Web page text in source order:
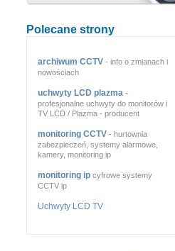
Polecane strony
archiwum CCTV - info o zmianach i
nowościach
uchwyty LCD plazma -
profesjonalne uchwyty do monitorów i
TV LCD / Plazma - producent
monitoring CCTV - hurtownia
zabezpieczeń, systemy alarmowe,
kamery, monitoring ip
monitoring ip cyfrowe systemy
CCTV ip
Uchwyty LCD TV